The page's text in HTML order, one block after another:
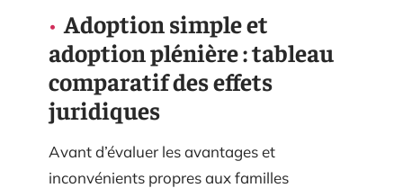
Adoption simple et
adoption plénière : tableau
comparatif des effets
juridiques
Avant d’évaluer les avantages et
inconvénients propres aux familles